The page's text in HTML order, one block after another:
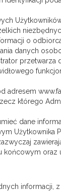
o
danych
przetwarza
adresem
którego
dane
Użytkownika
oraz
informacji,